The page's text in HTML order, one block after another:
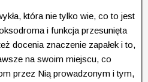
która nie tylko wie, co to jest
i funkcja przesunięta
docenia znaczenie zapałek i to,
na swoim miejscu, co
przez Nią prowadzonym i tym,